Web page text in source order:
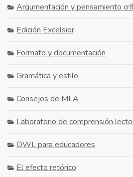
Argumentación y pensamiento
Edición Excelsior
Formato y documentación
Gramática y estilo
Consejos de MLA
Laboratorio de comprensión
OWL para educadores
El efecto retórico